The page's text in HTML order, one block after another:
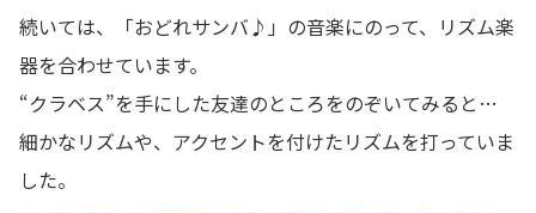
続いては、「おどれサンバ♪」の音楽にのって、リズム楽
器を合わせています。
“クラベス”を手にした友達のところをのぞいてみると…
細かなリズムや、アクセントを付けたリズムを打っていま
した。